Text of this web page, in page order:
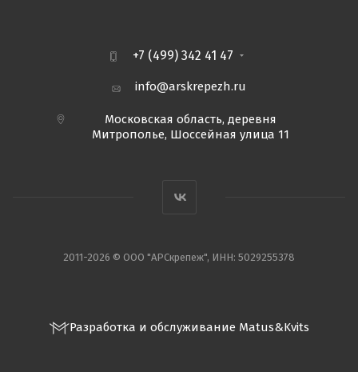
+7 (499) 342 41 47
info@arskrepezh.ru
Московская область, деревня
Митрополье, Шоссейная улица 11
2011-2026 © ООО "АРСкрепеж", ИНН: 5029255378
Разработка и обслуживание Matus&Kvits